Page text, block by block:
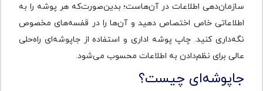
سازمان‌دهی اطلاعات در آن‌هاست؛ بدین‌صورت‌که هر پوشه را به
اطلاعاتی خاص اختصاص دهید و آن‌ها را در قفسه‌های مخصوص
نگه‌داری کنید. چاپ پوشه اداری و استفاده از جاپوشه‌ای راه‌حلی
عالی برای نظم‌دادن به اطلاعات محسوب می‌شود.
جاپوشه‌ای چیست؟